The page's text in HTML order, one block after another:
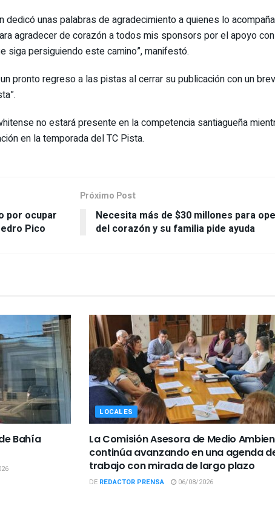
dedicó unas palabras de agradecimiento a quienes lo
agradecer de corazón a todos mis sponsors por el apoyo
siga persiguiendo este camino”, manifestó.
pronto regreso a las pistas al cerrar su publicación con un
no estará presente en la competencia santiagueña
en la temporada del TC Pista.
por ocupar
Pico
Próximo Post
Necesita más de $30 millones para
del corazón y su familia pide ayuda
Bahía
LOCALES
La Comisión Asesora de Medio
continúa avanzando en una agenda
trabajo con mirada de largo plazo
DE REDACTOR PRENSA 06/08/2026